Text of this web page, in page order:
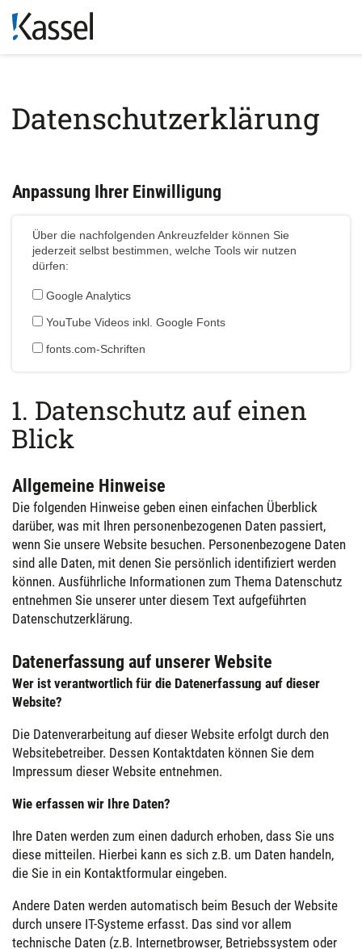
Datenschutzerklärung
Anpassung Ihrer Einwilligung
Über die nachfolgenden Ankreuzfelder können Sie
jederzeit selbst bestimmen, welche Tools wir nutzen
dürfen:
Google Analytics
YouTube Videos inkl. Google Fonts
fonts.com-Schriften
1. Datenschutz auf einen
Blick
Allgemeine Hinweise
Die folgenden Hinweise geben einen einfachen Überblick
darüber, was mit Ihren personenbezogenen Daten passiert,
wenn Sie unsere Website besuchen. Personenbezogene Daten
sind alle Daten, mit denen Sie persönlich identifiziert werden
können. Ausführliche Informationen zum Thema Datenschutz
entnehmen Sie unserer unter diesem Text aufgeführten
Datenschutzerklärung.
Datenerfassung auf unserer Website
Wer ist verantwortlich für die Datenerfassung auf dieser
Website?
Die Datenverarbeitung auf dieser Website erfolgt durch den
Websitebetreiber. Dessen Kontaktdaten können Sie dem
Impressum dieser Website entnehmen.
Wie erfassen wir Ihre Daten?
Ihre Daten werden zum einen dadurch erhoben, dass Sie uns
diese mitteilen. Hierbei kann es sich z.B. um Daten handeln,
die Sie in ein Kontaktformular eingeben.
Andere Daten werden automatisch beim Besuch der Website
durch unsere IT-Systeme erfasst. Das sind vor allem
technische Daten (z.B. Internetbrowser, Betriebssystem oder